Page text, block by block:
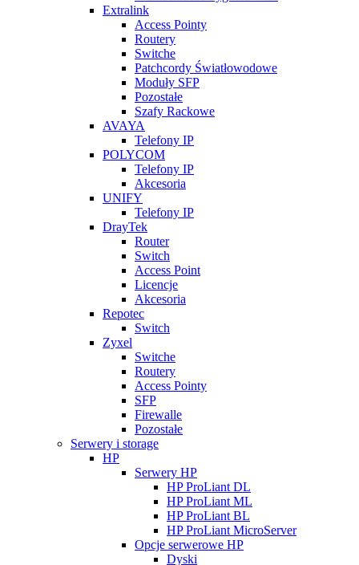
Extralink
Access Pointy
Routery
Switche
Patchcordy Światłowodowe
Moduły SFP
Pozostałe
Szafy Rackowe
AVAYA
Telefony IP
POLYCOM
Telefony IP
Akcesoria
UNIFY
Telefony IP
DrayTek
Router
Switch
Access Point
Licencje
Akcesoria
Repotec
Switch
Zyxel
Switche
Routery
Access Pointy
SFP
Firewalle
Pozostałe
Serwery i storage
HP
Serwery HP
HP ProLiant DL
HP ProLiant ML
HP ProLiant BL
HP ProLiant MicroServer
Opcje serwerowe HP
Dyski